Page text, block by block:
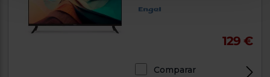
129 €
Comparar